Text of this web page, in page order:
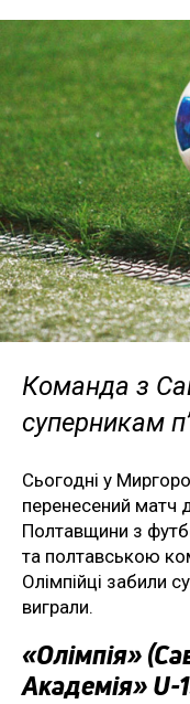
Команда з
суперникам
Сьогодні у
перенесений матч
Полтавщини з
та полтавською
Олімпійці забили
виграли.
«Олімпія»
Академія»